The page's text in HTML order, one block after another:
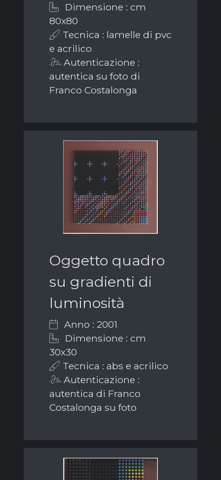
Dimensione : cm
80x80
Tecnica : lamelle di pvc
e acrilico
Autenticazione :
autentica su foto di
Franco Costalonga
Oggetto quadro
su gradienti di
luminosità
Anno : 2001
Dimensione : cm
30x30
Tecnica : abs e acrilico
Autenticazione :
autentica di Franco
Costalonga su foto